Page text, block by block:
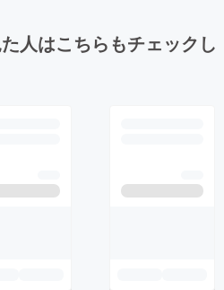
人はこちらもチェックし